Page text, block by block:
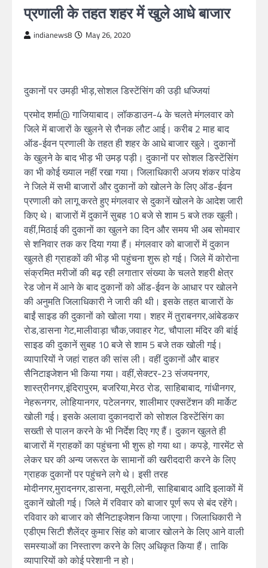
प्रणाली के तहत शहर में खुले आधे बाजार
indianews8 May 26, 2020
दुकानों पर उमड़ी भीड़,सोशल डिस्टेंसिंग की उड़ी धज्जियां
प्रमोद शर्मा@ गाजियाबाद। लॉकडाउन-4 के चलते मंगलवार को
जिले में बाजारों के खुलने से रौनक लौट आई। करीब 2 माह बाद
ऑड-ईवन प्रणाली के तहत ही शहर के आधे बाजार खुले। दुकानों
के खुलने के बाद भीड़ भी उमड़ पड़ी। दुकानों पर सोशल डिस्टेंसिंग
का भी कोई ख्याल नहीं रखा गया। जिलाधिकारी अजय शंकर पांडेय
ने जिले में सभी बाजारों और दुकानों को खोलने के लिए ऑड-ईवन
प्रणाली को लागू करते हुए मंगलवार से दुकानें खोलने के आदेश जारी
किए थे। बाजारों में दुकानें सुबह 10 बजे से शाम 5 बजे तक खुली।
वहीं,मिठाई की दुकानों का खुलने का दिन और समय भी अब सोमवार
से शनिवार तक कर दिया गया हैं। मंगलवार को बाजारों में दुकान
खुलते ही ग्राहकों की भीड़ भी पहुंचना शुरू हो गई। जिले में कोरोना
संक्रमित मरीजों की बढ़ रही लगातार संख्या के चलते शहरी क्षेत्र
रेड जोन में आने के बाद दुकानों को ऑड-ईवन के आधार पर खोलने
की अनुमति जिलाधिकारी ने जारी की थी। इसके तहत बाजारों के
बाईं साइड की दुकानों को खोला गया। शहर में तुराबनगर,आंबेडकर
रोड,डासना गेट,मालीवाड़ा चौक,जवाहर गेट, चौपाला मंदिर की बांई
साइड की दुकानें सुबह 10 बजे से शाम 5 बजे तक खोली गई।
व्यापारियों ने जहां राहत की सांस ली। वहीं दुकानों और बाहर
सैनिटाइजेशन भी किया गया। वहीं,सेक्टर-23 संजयनगर,
शास्त्रीनगर,इंदिरापुरम, बजरिया,मेरठ रोड, साहिबाबाद, गांधीनगर,
नेहरूनगर, लोहियानगर, पटेलनगर, शालीमार एक्सटेंशन की मार्केट
खोली गई। इसके अलावा दुकानदारों को सोशल डिस्टेंसिंग का
सख्ती से पालन करने के भी निर्देश दिए गए हैं। दुकान खुलते ही
बाजारों में ग्राहकों का पहुंचना भी शुरू हो गया था। कपड़े, गारमेंट से
लेकर घर की अन्य जरूरत के सामानों की खरीददारी करने के लिए
ग्राहक दुकानों पर पहुंचने लगे थे। इसी तरह
मोदीनगर,मुरादनगर,डासना, मसूरी,लोनी, साहिबाबाद आदि इलाकों में
दुकानें खोली गई। जिले में रविवार को बाजार पूर्ण रूप से बंद रहेंगे।
रविवार को बाजार को सैनिटाइजेशन किया जाएगा। जिलाधिकारी ने
एडीएम सिटी शैलेंद्र कुमार सिंह को बाजार खोलने के लिए आने वाली
समस्याओं का निस्तारण करने के लिए अधिकृत किया हैं। ताकि
व्यापारियों को कोई परेशानी न हो।